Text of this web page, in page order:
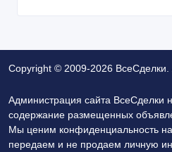
Copyright © 2009-2026 ВсеСделки.
Администрация сайта ВсеСделки
содержание размещенных
Мы ценим конфиденциальность
передаем и не продаем личную